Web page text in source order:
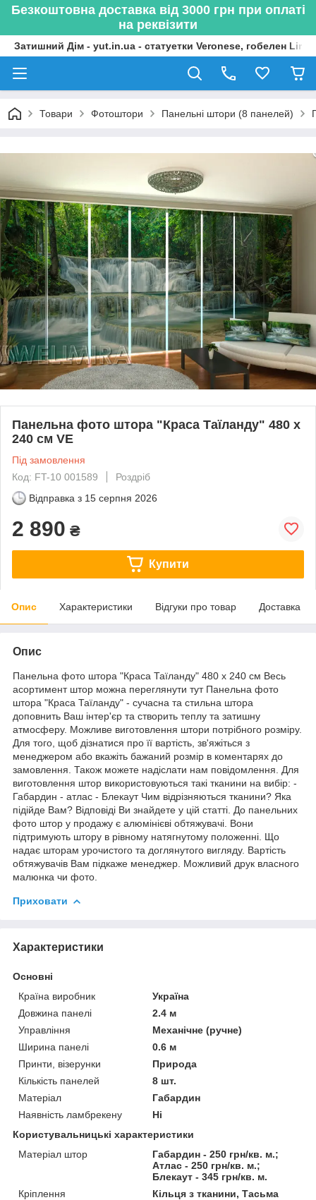
Безкоштовна доставка від 3000 грн при оплаті
на реквізити
Затишний Дім - yut.in.ua - статуетки Veronese, гобелен
Товари Фотоштори Панельні штори (8 панелей)
Панельна фото штора "Краса Таїланду" 480 х
240 см VE
Під замовлення
Код: FT-10 001589
Роздріб
Відправка з 15 серпня 2026
2 890 ₴
Купити
Опис Характеристики Відгуки про товар Доставка
Опис
Панельна фото штора "Краса Таїланду" 480 х 240 см Весь
асортимент штор можна переглянути тут Панельна фото
штора "Краса Таїланду" - сучасна та стильна штора
доповнить Ваш інтер'єр та створить теплу та затишну
атмосферу. Можливе виготовлення штори потрібного розміру.
Для того, щоб дізнатися про її вартість, зв'яжіться з
менеджером або вкажіть бажаний розмір в коментарях до
замовлення. Також можете надіслати нам повідомлення. Для
виготовлення штор використовуються такі тканини на вибір: -
Габардин - атлас - Блекаут Чим відрізняються тканини? Яка
підійде Вам? Відповіді Ви знайдете у цій статті. До панельних
фото штор у продажу є алюмінієві обтяжувачі. Вони
підтримують штору в рівному натягнутому положенні. Що
надає шторам урочистого та доглянутого вигляду. Вартість
обтяжувачів Вам підкаже менеджер. Можливий друк власного
малюнка чи фото.
Приховати
Характеристики
Основні
Країна виробник
Україна
Довжина панелі
2.4 м
Управління
Механічне (ручне)
Ширина панелі
0.6 м
Принти, візерунки
Природа
Кількість панелей
8 шт.
Матеріал
Габардин
Наявність ламбрекену
Ні
Користувальницькі характеристики
Матеріал штор
Габардин - 250 грн/кв. м.;
Атлас - 250 грн/кв. м.;
Блекаут - 345 грн/кв. м.
Кріплення
Кільця з тканини, Тасьма